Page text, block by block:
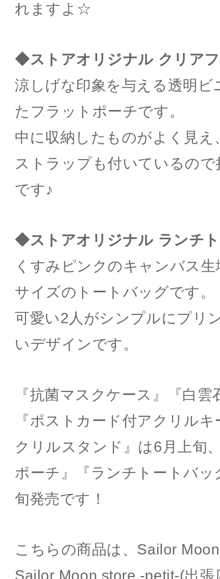
れますよ☆
◆ストアオリジナル クリア
涼しげな印象を与える透明ビ
たフラットポーチです。
中に収納したものがよく見
ストラップも付いているの
です♪
◆ストアオリジナル ランチ
くすみピンクのキャンバス
サイズのトートバッグです。
可愛い2人がシンプルにプリ
いデザインです。
『抗菌マスクケース』『白
『ポストカード付アクリル
クリルスタンド』は6月上旬
ポーチ』『ランチトートバ
旬発売です！
こちらの商品は、Sailor
Sailor Moon store -petit-(出